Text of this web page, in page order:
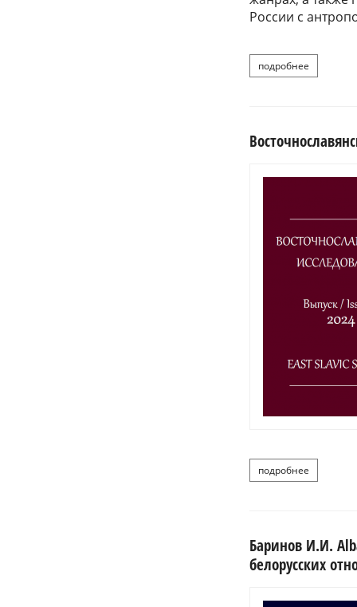
России с
подробнее
подробнее
Баринов И.И.
белорусских